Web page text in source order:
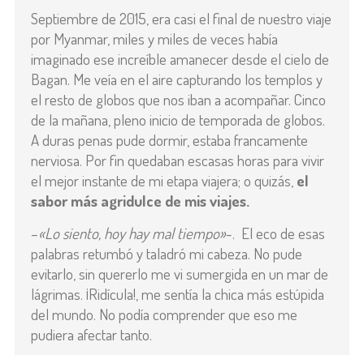
Septiembre de 2015, era casi el final de nuestro viaje
por Myanmar, miles y miles de veces había
imaginado ese increíble amanecer desde el cielo de
Bagan. Me veía en el aire capturando los templos y
el resto de globos que nos iban a acompañar. Cinco
de la mañana, pleno inicio de temporada de globos.
A duras penas pude dormir, estaba francamente
nerviosa. Por fin quedaban escasas horas para vivir
el mejor instante de mi etapa viajera; o quizás, el
sabor más agridulce de mis viajes.
–«Lo siento, hoy hay mal tiempo»-. El eco de esas
palabras retumbó y taladró mi cabeza. No pude
evitarlo, sin quererlo me vi sumergida en un mar de
lágrimas. ¡Ridícula!, me sentía la chica más estúpida
del mundo. No podía comprender que eso me
pudiera afectar tanto.